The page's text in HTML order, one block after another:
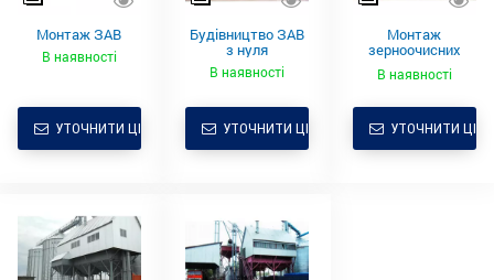
Монтаж ЗАВ
В наявності
УТОЧНИТИ ЦІНУ
Будівництво ЗАВ
з нуля
В наявності
УТОЧНИТИ ЦІНУ
Монтаж
зерноочисних
комплексів
В наявності
УТОЧНИТИ ЦІНУ